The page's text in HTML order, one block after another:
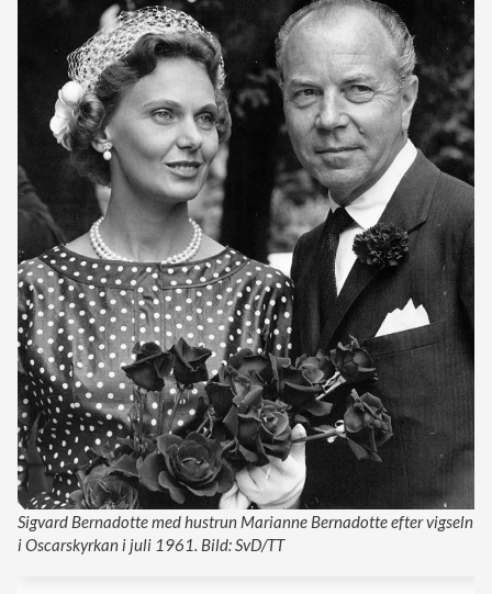
Sigvard Bernadotte med hustrun Marianne Bernadotte efter vigseln
i Oscarskyrkan i juli 1961. Bild: SvD/TT